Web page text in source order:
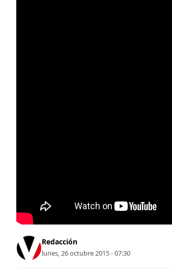
Redacción
lunes, 26 octubre 2015 - 07:30